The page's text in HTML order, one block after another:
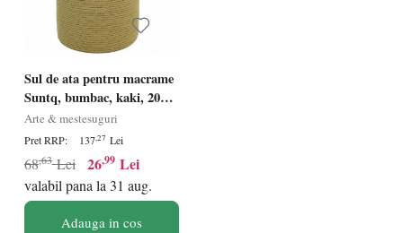
Sul de ata pentru macrame
Suntq, bumbac, kaki, 200
m X 3 mm
Arte & mestesuguri
Pret RRP: 137,27 Lei
26,99 Lei
68,63 Lei
valabil pana la 31 aug.
Adauga in cos